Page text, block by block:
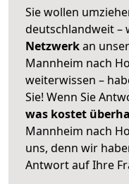
Sie wollen
deutschlandweit –
Netzwerkan
Mannheim nach
weiterwissen –
Sie! Wenn Sie
was kostet
Mannheim nach
uns, denn wir
Antwort auf Ihre